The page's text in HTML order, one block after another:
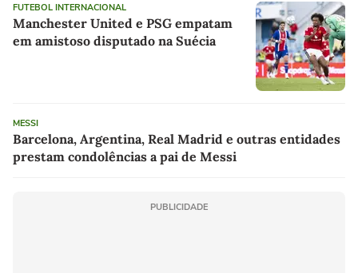
FUTEBOL INTERNACIONAL
Manchester United e PSG empatam
em amistoso disputado na Suécia
MESSI
Barcelona, Argentina, Real Madrid e outras entidades
prestam condolências a pai de Messi
PUBLICIDADE